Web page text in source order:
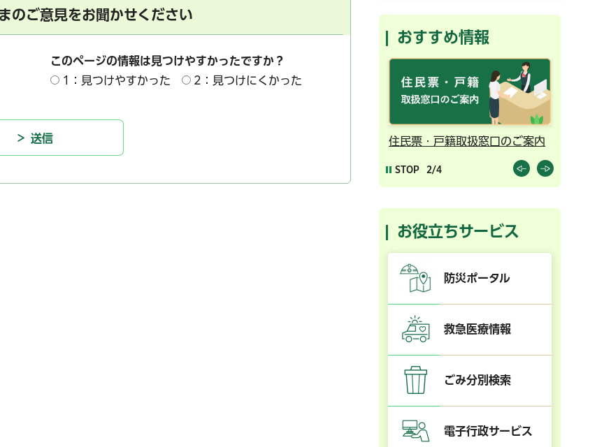
のご意見をお聞かせください
このページの情報は見つけやすかったですか？
1：見つけやすかった
2：見つけにくかった
おすすめ情報
ス 住民票・戸籍取扱窓口のご案内
STOP 2/4
お役立ちサービス
防災ポータル
救急医療情報
ごみ分別検索
電子行政サービス